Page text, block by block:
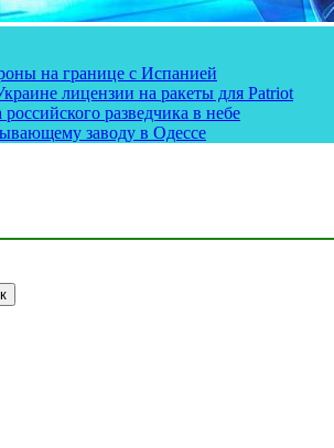
на границе с Испанией
лицензии на ракеты для Patriot
разведчика в небе
заводу в Одессе